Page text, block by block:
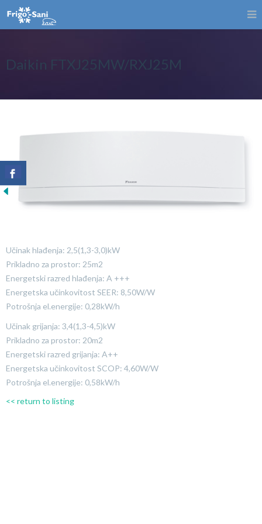
Daikin FTXJ25MW/RXJ25M
Učinak hlađenja: 2,5(1,3-3,0)kW
Prikladno za prostor: 25m2
Energetski razred hlađenja: A +++
Energetska učinkovitost SEER: 8,50W/W
Potrošnja el.energije: 0,28kW/h
Učinak grijanja: 3,4(1,3-4,5)kW
Prikladno za prostor: 20m2
Energetski razred grijanja: A++
Energetska učinkovitost SCOP: 4,60W/W
Potrošnja el.energije: 0,58kW/h
<< return to listing